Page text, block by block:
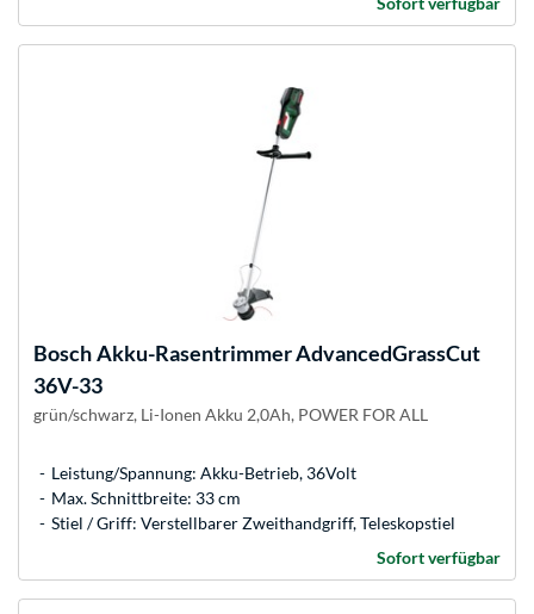
BoschAkku-Rasentrimmer AdvancedGrassCut
36V-33
grün/schwarz, Li-Ionen Akku 2,0Ah, POWER FOR ALL
Leistung/Spannung: Akku-Betrieb, 36Volt
Max. Schnittbreite: 33 cm
Stiel / Griff: Verstellbarer Zweithandgriff, Teleskopstiel
Sofort verfügbar